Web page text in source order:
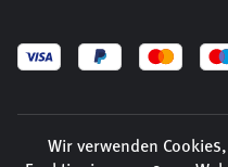
© Copyright 2026 Cipher. Alle
Wir verwenden